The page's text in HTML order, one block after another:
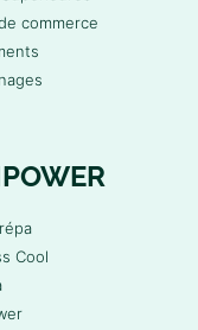
commerce
Cool